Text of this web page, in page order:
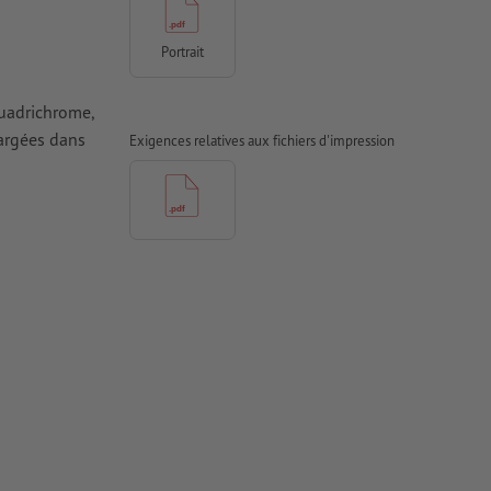
dans
pour les
Portrait
Exigences relatives aux fichiers d'impression